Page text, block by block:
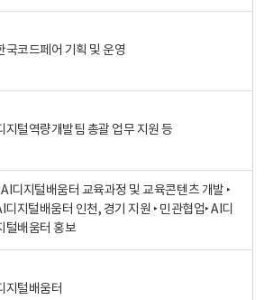
국코드페어 기획 및 운영
지털역량개발팀 총괄 업무 지원 등
AI디지털배움터 교육과정 및 교육콘텐츠 개발 ‣
디지털배움터 인천, 경기 지원 ‣ 민관협업‣ AI디
털배움터 홍보
지털배움터